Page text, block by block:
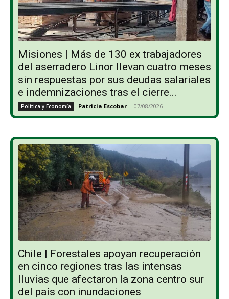
Misiones | Más de 130 ex trabajadores
del aserradero Linor llevan cuatro meses
sin respuestas por sus deudas salariales
e indemnizaciones tras el cierre...
Política y Economía Patricia Escobar - 07/08/2026
Chile | Forestales apoyan recuperación
en cinco regiones tras las intensas
lluvias que afectaron la zona centro sur
del país con inundaciones